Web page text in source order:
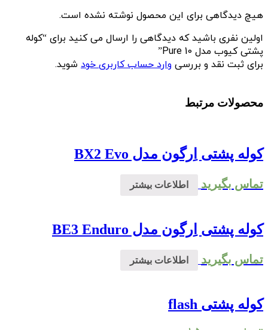
هیچ دیدگاهی برای این محصول نوشته نشده است.
اولین نفری باشید که دیدگاهی را ارسال می کنید برای “کوله
پشتی کیوب مدل Pure 10”
برای ثبت نقد و بررسی وارد حساب کاربری خود شوید.
محصولات مرتبط
کوله پشتی اِرگون مدل BX2 Evo
تماس بگیرید اطلاعات بیشتر
کوله پشتی اِرگون مدل BE3 Enduro
تماس بگیرید اطلاعات بیشتر
کوله پشتی flash